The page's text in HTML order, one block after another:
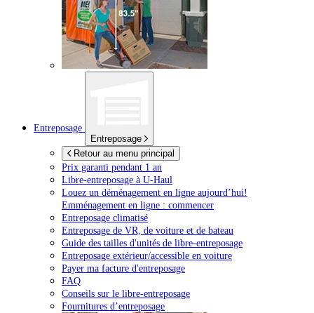
Entreposage
Entreposage
Retour au menu principal
Prix garanti pendant 1 an
Libre-entreposage à U-Haul
Louez un déménagement en ligne aujourd’hui!
Emménagement en ligne : commencer
Entreposage climatisé
Entreposage de VR, de voiture et de bateau
Guide des tailles d'unités de libre-entreposage
Entreposage extérieur/accessible en voiture
Payer ma facture d'entreposage
FAQ
Conseils sur le libre-entreposage
Fournitures d’entreposage